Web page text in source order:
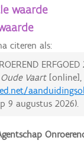
waarde
citeren als:
Vaart[online],
9 augustus 2026).